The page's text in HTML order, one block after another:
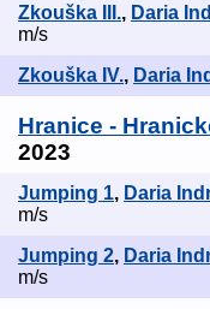
Zkouška III., Daria
m/s
Zkouška IV., Daria
Hranice -
2023
Jumping 1, Daria
m/s
Jumping 2, Daria
m/s